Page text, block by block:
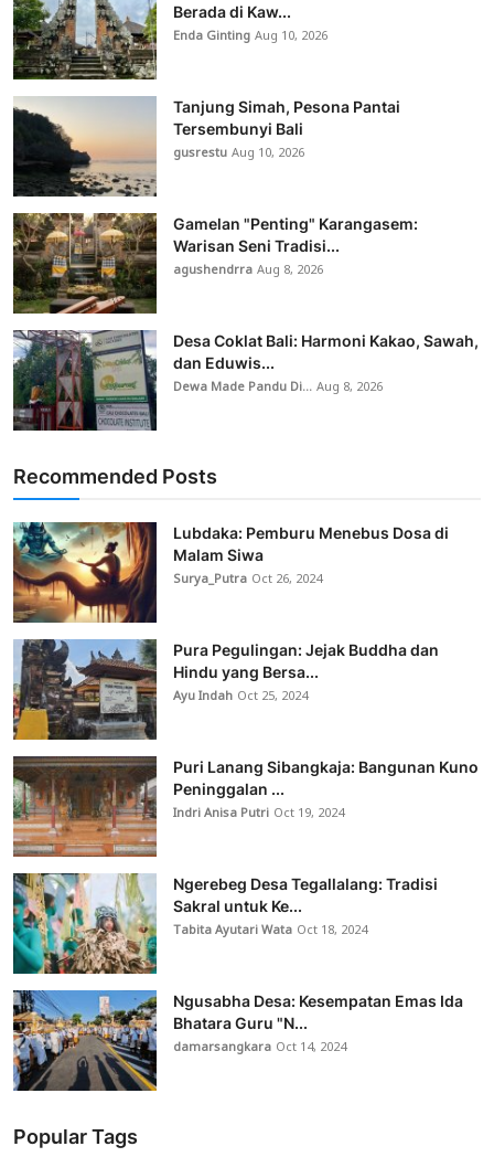
Berada di Kaw...
Enda GintingAug 10, 2026
Tanjung Simah, Pesona Pantai
Tersembunyi Bali
gusrestuAug 10, 2026
Gamelan "Penting" Karangasem:
Warisan Seni Tradisi...
agushendrraAug 8, 2026
Desa Coklat Bali: Harmoni Kakao, Sawah,
dan Eduwis...
Dewa Made Pandu Di...Aug 8, 2026
Recommended Posts
Lubdaka: Pemburu Menebus Dosa di
Malam Siwa
Surya_Putra Oct 26, 2024
Pura Pegulingan: Jejak Buddha dan
Hindu yang Bersa...
Ayu Indah Oct 25, 2024
Puri Lanang Sibangkaja: Bangunan Kuno
Peninggalan ...
Indri Anisa Putri Oct 19, 2024
Ngerebeg Desa Tegallalang: Tradisi
Sakral untuk Ke...
Tabita Ayutari Wata Oct 18, 2024
Ngusabha Desa: Kesempatan Emas Ida
Bhatara Guru "N...
damarsangkara Oct 14, 2024
Popular Tags